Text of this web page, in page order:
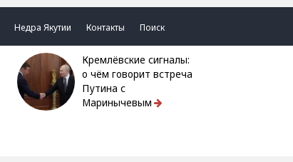
Недра Якутии Контакты Поиск
Кремлёвские сигналы:
о чём говорит встреча
Путина с
Маринычевым